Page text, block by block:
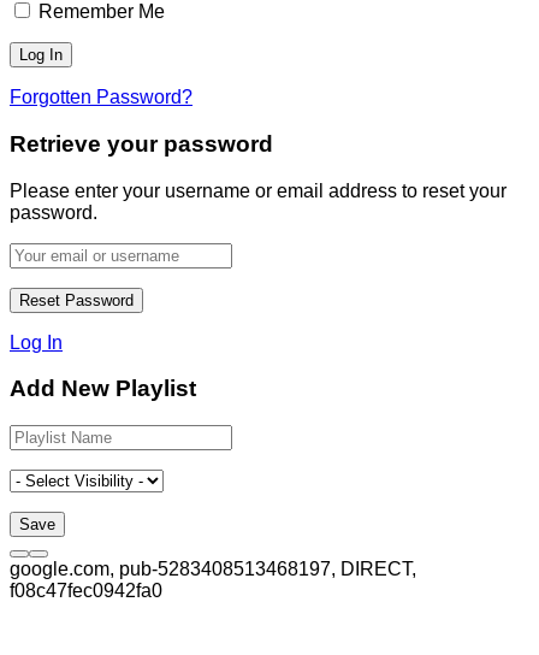
Remember Me
Forgotten Password?
Retrieve your password
Please enter your username or email address to reset your
password.
Log In
Add New Playlist
google.com, pub-5283408513468197, DIRECT,
f08c47fec0942fa0